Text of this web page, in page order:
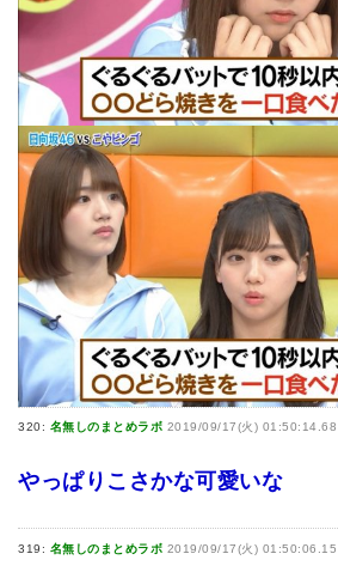
320: 名無しのまとめラボ 2019/09/17(火) 01:50:14.68
やっぱりこさかな可愛いな
319: 名無しのまとめラボ 2019/09/17(火) 01:50:06.15